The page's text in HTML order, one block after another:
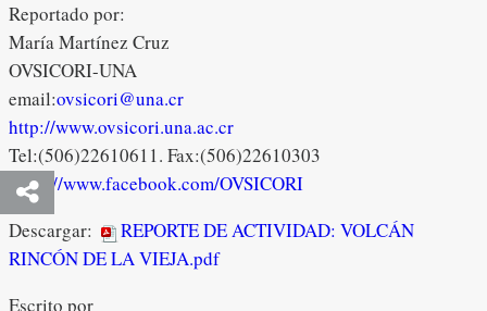
Reportado por:
María Martínez Cruz
OVSICORI-UNA
email:ovsicori@una.cr
http://www.ovsicori.una.ac.cr
Tel:(506)22610611. Fax:(506)22610303
https://www.facebook.com/OVSICORI
Descargar:
REPORTE DE ACTIVIDAD: VOLCÁN
RINCÓN DE LA VIEJA.pdf
Escrito por